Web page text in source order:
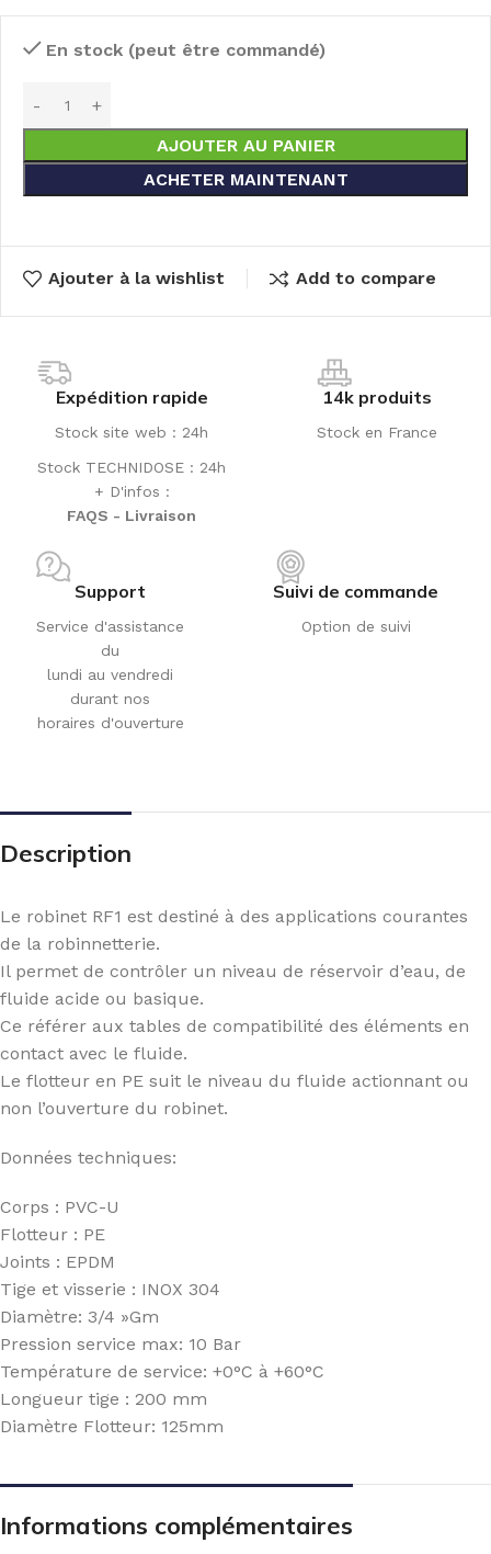
En stock (peut être commandé)
AJOUTER AU PANIER
ACHETER MAINTENANT
Ajouter à la wishlist Add to compare
Expédition rapide
Stock site web : 24h
Stock TECHNIDOSE : 24h
+ D'infos :
FAQS - Livraison
14k produits
Stock en France
Support
Service d'assistance
du
lundi au vendredi
durant nos
horaires d'ouverture
Suivi de commande
Option de suivi
Description
Le robinet RF1 est destiné à des applications courantes
de la robinnetterie.
Il permet de contrôler un niveau de réservoir d’eau, de
fluide acide ou basique.
Ce référer aux tables de compatibilité des éléments en
contact avec le fluide.
Le flotteur en PE suit le niveau du fluide actionnant ou
non l’ouverture du robinet.
Données techniques:
Corps : PVC-U
Flotteur : PE
Joints : EPDM
Tige et visserie : INOX 304
Diamètre: 3/4 »Gm
Pression service max: 10 Bar
Température de service: +0°C à +60°C
Longueur tige : 200 mm
Diamètre Flotteur: 125mm
Informations complémentaires